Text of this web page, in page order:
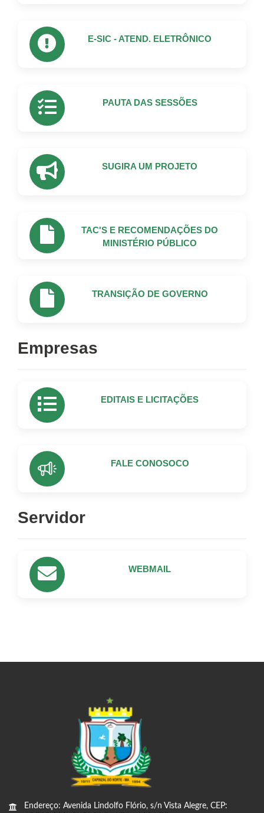
E-SIC - ATEND. ELETRÔNICO
PAUTA DAS SESSÕES
SUGIRA UM PROJETO
TAC'S E RECOMENDAÇÕES DO
MINISTÉRIO PÚBLICO
TRANSIÇÃO DE GOVERNO
Empresas
EDITAIS E LICITAÇÕES
FALE CONOSOCO
Servidor
WEBMAIL
Endereço: Avenida Lindolfo Flório, s/n Vista Alegre, CEP: